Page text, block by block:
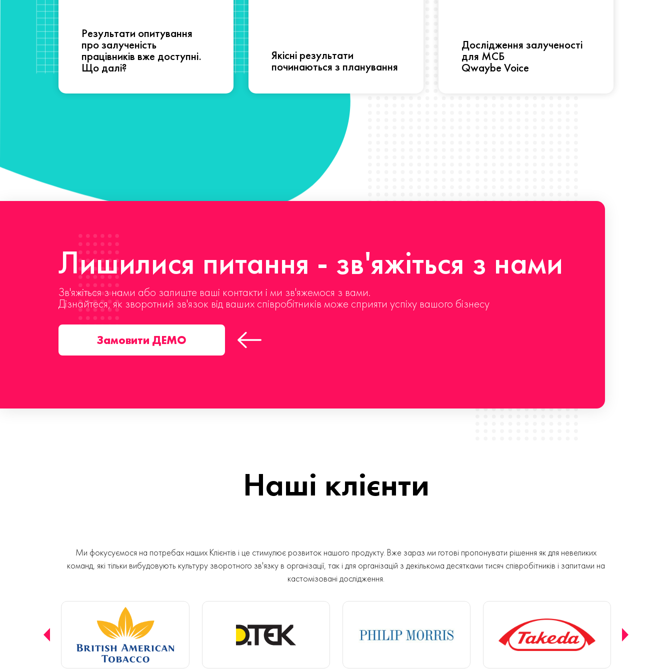
Результати опитування
про залученість
працівників вже доступні.
Що далі?
Якісні результати
починаються з планування
Дослідження залученості
для МСБ
Qwaybe Voice
Лишилися питання - зв'яжіться з нами
Зв'яжіться з нами або залиште ваші контакти і ми зв'яжемося з вами.
Дізнайтеся, як зворотний зв'язок від ваших співробітників може сприяти успіху вашого бізнесу
Замовити ДЕМО
Наші клієнти
Ми фокусуємося на потребах наших Клієнтів і це стимулює розвиток нашого продукту. Вже зараз ми готові пропонувати рішення як для невеликих
команд, які тільки вибудовують культуру зворотного зв'язку в організації, так і для організацій з декількома десятками тисяч співробітників і запитами на
кастомізовані дослідження.